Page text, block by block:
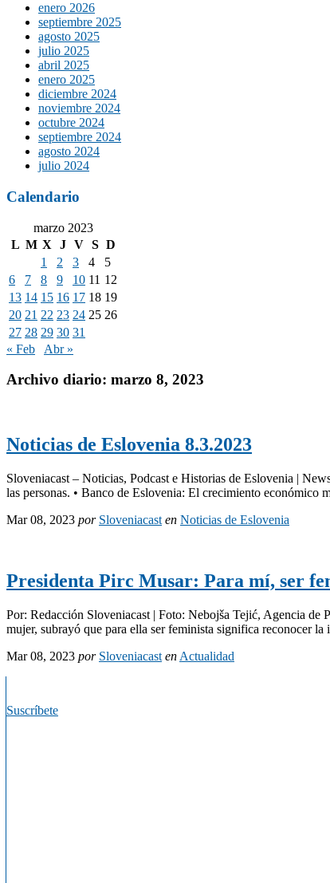
enero 2026
septiembre 2025
agosto 2025
julio 2025
abril 2025
enero 2025
diciembre 2024
noviembre 2024
octubre 2024
septiembre 2024
agosto 2024
julio 2024
Calendario
marzo 2023
L M X J V S D
1
2 3 4
5
6
7 8 9 10 11 12
13 14 15 16 17 18 19
20 21 22 23 24 25 26
27 28 29 30 31
« Feb
Abr »
Archivo diario: marzo 8, 2023
Noticias de Eslovenia 8.3.2023
Sloveniacast – Noticias, Podcast e Historias de Eslovenia |
las personas. • Banco de Eslovenia: El crecimiento económico
Mar 08, 2023 por Sloveniacast en Noticias de Eslovenia
Presidenta Pirc Musar: Para mí, ser
Por: Redacción Sloveniacast | Foto: Nebojša Tejić, Agencia de
mujer, subrayó que para ella ser feminista significa reconocer la
Mar 08, 2023 por Sloveniacast en Actualidad
Suscríbete